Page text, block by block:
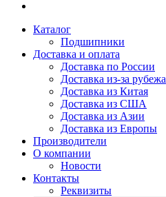
Каталог
Подшипники
Доставка и оплата
Доставка по России
Доставка из-за рубежа
Доставка из Китая
Доставка из США
Доставка из Азии
Доставка из Европы
Производители
О компании
Новости
Контакты
Реквизиты